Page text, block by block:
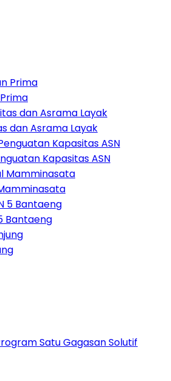
dan Asrama Layak
Kapasitas ASN
Bantaeng
Satu Gagasan Solutif